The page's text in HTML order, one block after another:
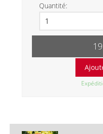
Quantité: